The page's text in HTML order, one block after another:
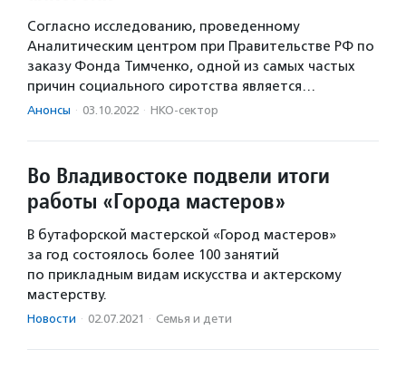
Согласно исследованию, проведенному
Аналитическим центром при Правительстве РФ по
заказу Фонда Тимченко, одной из самых частых
причин социального сиротства является…
Анонсы · 03.10.2022 · НКО-сектор
Во Владивостоке подвели итоги
работы «Города мастеров»
В бутафорской мастерской «Город мастеров»
за год состоялось более 100 занятий
по прикладным видам искусства и актерскому
мастерству.
Новости · 02.07.2021 · Семья и дети